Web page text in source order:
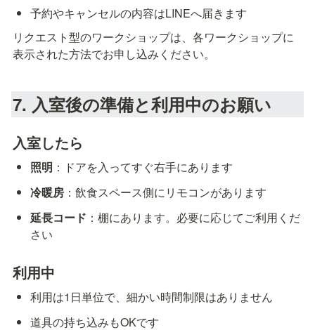
予約やキャンセルの内容はLINEへ届きます
リクエスト型のワークショップは、各ワークショップに
表示された方法でお申し込みください。
7. 入室後の準備と利用中のお願い
入室したら
照明 ：ドアを入ってすぐ右手にあります
冷暖房 ：飲食スペース側にリモコンがあります
延長コード ：棚にあります。必要に応じてご利用くだ
さい
利用中
利用は1日単位で、細かい時間制限はありません
道具の持ち込みもOKです